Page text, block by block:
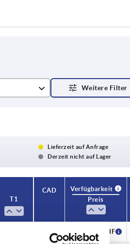
Lieferzeit auf Anfrage
Derzeit nicht auf Lager
T1
CAD
Verfügbarkeit
Preis
1,02 CHF